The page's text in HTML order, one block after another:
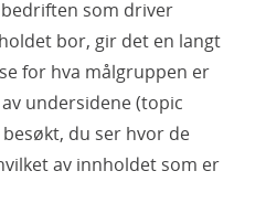
som driver
bor, gir det en langt
for hva målgruppen er
undersidene (topic
du ser hvor de
av innholdet som er